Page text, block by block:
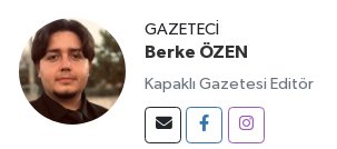
GAZETECI
Berke ÖZEN
Kapaklı Gazetesi Editör